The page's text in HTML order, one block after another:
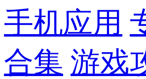
手机应用
合集 游戏